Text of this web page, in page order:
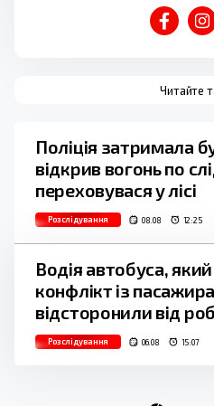
Читайте
Поліція затримала
відкрив вогонь по
переховувася у лісі
Розслідування 08.08 12:25
Водія автобуса,
конфлікт із
відсторонили від
Розслідування 06.08 15:07